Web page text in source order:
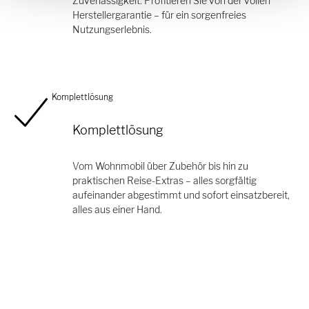
Herstellergarantie – für ein sorgenfreies
Nutzungserlebnis.
Komplettlösung
Komplettlösung
Vom Wohnmobil über Zubehör bis hin zu
praktischen Reise-Extras – alles sorgfältig
aufeinander abgestimmt und sofort einsatzbereit,
alles aus einer Hand.